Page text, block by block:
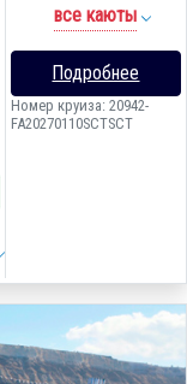
все каюты
Подробнее
Номер круиза: 20942-
FA20270110SCTSCT